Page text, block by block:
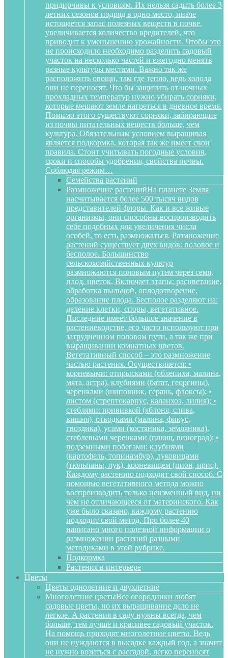
придирчивы к условиям. Их нельзя садить более 3
летних сезонов подряд в одно место, иначе
истощается запас полезных веществ в почве,
увеличивается количество вредителей, что
приводит к уменьшению урожайности. Чтобы это
не происходило необходимо разделить садовый
участок на несколько частей и ежегодно менять
разные культуры местами. Важно так же
расположить овощи, там где тепло, ведь холода
они не переносят. Что бы защитить от ночных
прохладных температур нужно убирать сорняки,
которые мешают земле нагреться в дневное время.
Помимо этого существуют сорняки, забирающие
из почвы питательных веществ больше, чем
культура. Обязательным условием выращивая
является подкормка, которая так же имеет свои
правила. Стоит учитывать погодные условия,
сроки и способы удобрения, свойства почвы.
Соблюдая режим…
Семейства растений
Размножение растенийНа планете Земля
насчитывается более 500 тысяч видов
представителей флоры. Как и все живые
организмы, они способны воспроизводить
себе подобных для увеличения числа
особей, то есть размножаться. Размножение
растений существует двух видов: половое и
бесполое. Большинство
сельскохозяйственных культур
размножаются половым путем через семя,
плод, цветок. Включает этапы: расцветание,
обработка пыльцой, оплодотворение,
образование плода. Бесполое разделяют на:
деление клетки, споры, вегетативное.
Последние имеет большое значение в
растениеводстве, его часто используют при
затрудненном половом пути, а так же при
выращивании комнатных цветов.
Вегетативный способ – это размножение
частью растения. Осуществляется: •
корневыми: отпрысками (облепиха, малина,
мята, астра), клубнями (батат, георгины),
черенками (шиповник, герань, флоксы); •
листом (стрептокарпус, каланхоэ, лилия); •
стеблями: прививкой (яблоня, слива,
вишня), отводками (малина, фикус,
гвоздика), усами (костяника, земляника),
стеблевыми черенками (плющ, виноград); •
подземными побегами: клубнями
(картофель, топинамбур), луковицами
(тюльпаны, лук), корневищем (пион, ирис).
Каждому растению подходит свой способ. С
помощью вегетативного метода можно
воспроизводить только неизменный вид, ни
чем не отличающееся от материнского. Как
уже было сказано, каждому растению
подходит свой метод. Про более 40
написано много полезной информации о
размножении растений разными
методиками в этой рубрике.
Подкормка
Растения в интерьере
Цветы
Цветы однолетние и двухлетние
Многолетние цветыВсе огородники любят
садовые цветы, но их выращивание дело не
легкое. А растения в саду нужны всегда, чем
больше, тем лучше и красивее садовый участок.
На помощь приходят многолетние цветы. Ведь
они не нуждаются в высадке каждый год, а значит
не нужно возиться с рассадой, легко переносят